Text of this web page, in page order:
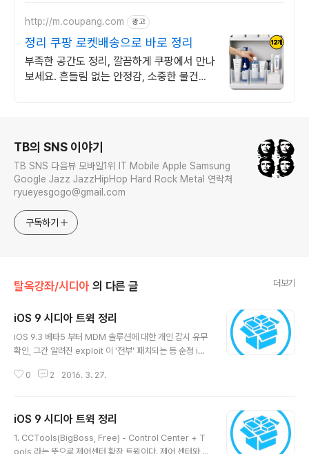
http://m.coupang.com 광고
정리 쿠팡 로켓배송으로 바로 정리
부족한 공간도 정리, 깔끔하게 쿠팡에서 만나
보세요. 흔들림 없는 안정감, 소중한 물건을
TB의 SNS 이야기
TB SNS 다음뷰 모바일1위 IT Mobile Apple Samsung
Google Jazz JazzHipHop Hard Rock Metal 연락처
ryueyesgogo@gmail.com
구독하기
탈옥강좌/시디아 의 다른 글 더보기
iOS 9 시디아 트윅 정리
iOS 9.3 베타5 부터 MDM 솔루션에 대한 개인 감시 유무
확인, 그간 알려진 exploit 이 '전부' 패치되는 등 순정 iO
의 감시를 완전하게 벗어나기 위해 자체 아이클라우드 서
다. 그렇기에, 탈옥 배포가 빠른 시일은 기대하기 어렵지 않
겠나? 싶습니다만, piracy 관련 영리를 목적으로 하는 3K
Assistant의 후원을 받는 Taig나 Pangu Team이 '중
0 2 2016. 3. 27.
iOS 9 시디아 트윅 정리
1. CCTools(BigBoss, Free) - Control Center + T
ools 라는 뜻으로 제어센터 확장 트윅이다. 제어 센터와 알